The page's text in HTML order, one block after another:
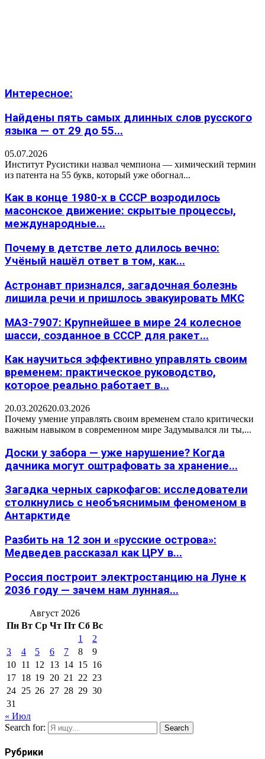
Интересное:
Найдены пять самых длинных слов русского
языка — от 29 до 55...
05.07.2026
Институт Русистики назвал чемпиона — химический термин
из патента на 55 букв, который уже обогнал...
Как в конце 1980-х в СССР возродилось
масонское движение: скрытые процессы,
международные...
Почему в детстве лето длилось вечно:
Учёный нашёл ответ в том, как...
Астронавт признался, загадочная болезнь
лишила речи и пришлось эвакуировать МКС
МАЗ-7907: Крупнейшее в мире 24 колесное
шасси, созданное в СССР для ракет...
Как научиться эффективно управлять своим
временем: практическое руководство,
которое реально работает в...
20.03.202620.03.2026
Почему умение управлять своим временем стало критически
важным навыком в современном мире Задумывался ли ты,...
Доски у забора — уже нарушение? Когда
дачника могут оштрафовать за хранение...
Загадка черных саркофагов: исследователи
столкнулись с необъяснимым феноменом в
Антарктиде
Разбить на 12 зон и «русские острова»:
Медведев рассказал как ЦРУ в...
Россия построит электростанцию на Луне к
2036 году — зачем нам лунная...
Август 2026
Пн Вт Ср Чт Пт Сб Вс
1
2
3
4 5 6 7 8
9
10 11 12 13 14 15 16
17 18 19 20 21 22 23
24 25 26 27 28 29 30
31
« Июл
Search for:
Search
Рубрики